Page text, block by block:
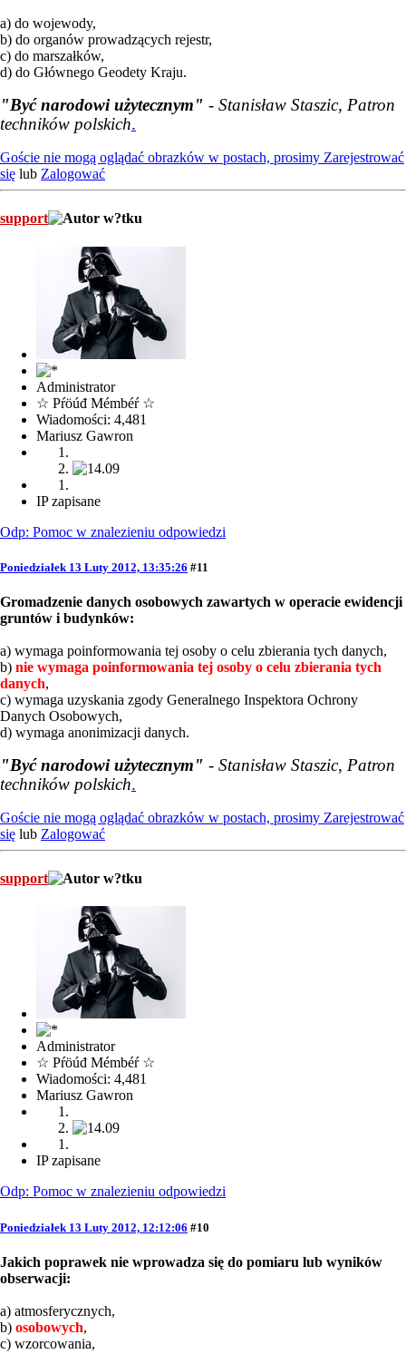
a) do wojewody,
b) do organów prowadzących rejestr,
c) do marszałków,
d) do Głównego Geodety Kraju.
"Być narodowi użytecznym" - Stanisław Staszic, Patron
techników polskich.
Goście nie mogą oglądać obrazków w postach, prosimy Zarejestrować
się lub Zalogować
support
Administrator
☆ Pŕöúđ Mémbéŕ ☆
Wiadomości: 4,481
Mariusz Gawron
IP zapisane
Odp: Pomoc w znalezieniu odpowiedzi
Poniedziałek 13 Luty 2012, 13:35:26 #11
Gromadzenie danych osobowych zawartych w operacie ewidencji
gruntów i budynków:
a) wymaga poinformowania tej osoby o celu zbierania tych danych,
b) nie wymaga poinformowania tej osoby o celu zbierania tych
danych,
c) wymaga uzyskania zgody Generalnego Inspektora Ochrony
Danych Osobowych,
d) wymaga anonimizacji danych.
"Być narodowi użytecznym" - Stanisław Staszic, Patron
techników polskich.
Goście nie mogą oglądać obrazków w postach, prosimy Zarejestrować
się lub Zalogować
support
Administrator
☆ Pŕöúđ Mémbéŕ ☆
Wiadomości: 4,481
Mariusz Gawron
IP zapisane
Odp: Pomoc w znalezieniu odpowiedzi
Poniedziałek 13 Luty 2012, 12:12:06 #10
Jakich poprawek nie wprowadza się do pomiaru lub wyników
obserwacji:
a) atmosferycznych,
b) osobowych,
c) wzorcowania,